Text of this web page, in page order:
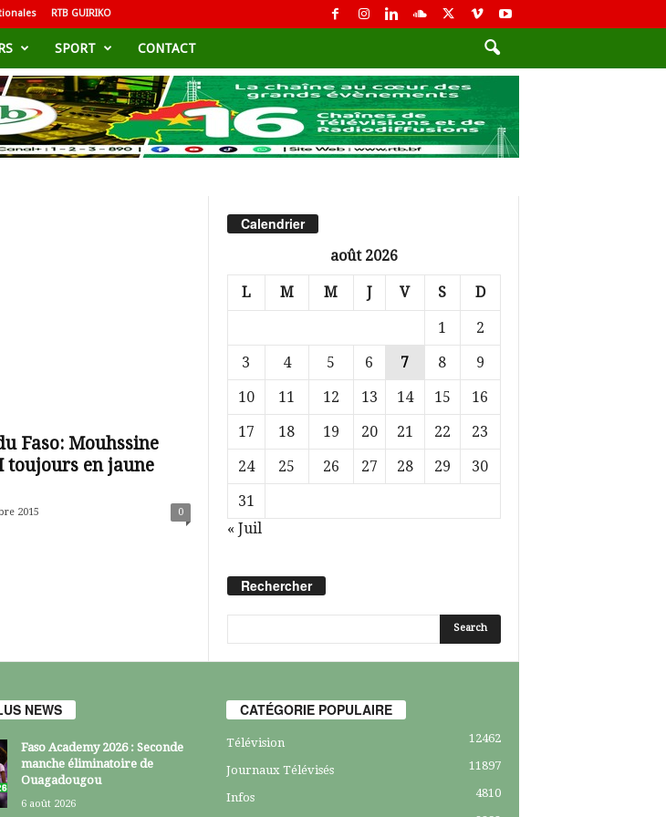
RTB GUIRIKO
SPORT CONTACT
Faso: Mouhssine
toujours en jaune
2015 0
Calendrier
août 2026
L M M J V S D
1
2
3
4 5 6 7 8
9
10
11 12 13 14 15
16
17
18 19 20 21 22
23
24
25 26 27 28 29
30
31
« Juil
Rechercher
NEWS
Faso Academy 2026 : Seconde
manche éliminatoire de
Ouagadougou
6 août 2026
CATÉGORIE POPULAIRE
Télévision 12462
Journaux Télévisés 11897
Infos
4810